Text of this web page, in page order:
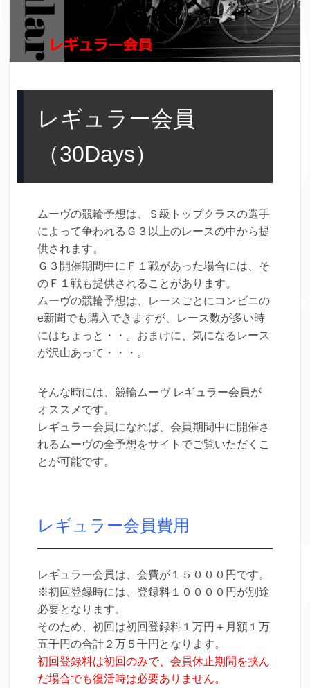
レギュラー会員
（30Days）
ムーヴの競輪予想は、Ｓ級トップクラスの選手
によって争われるＧ３以上のレースの中から提
供されます。
Ｇ３開催期間中にＦ１戦があった場合には、そ
のＦ１戦も提供されることがあります。
ムーヴの競輪予想は、レースごとにコンビニの
e新聞でも購入できますが、レース数が多い時
にはちょっと・・。おまけに、気になるレース
が沢山あって・・・。
そんな時には、競輪ムーヴ レギュラー会員が
オススメです。
レギュラー会員になれば、会員期間中に開催さ
れるムーヴの全予想をサイトでご覧いただくこ
とが可能です。
レギュラー会員費用
レギュラー会員は、会費が１５０００円です。
※初回登録時には、登録料１００００円が別途
必要となります。
そのため、初回は初回登録料１万円＋月額１万
五千円の合計２万５千円となります。
初回登録料は初回のみで、会員休止期間を挟ん
だ場合でも復活時は必要ありません。